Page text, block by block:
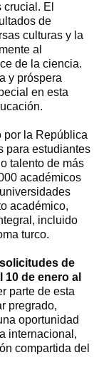
El
de
culturas y la
al
de la ciencia.
y próspera
en esta
por la República
para estudiantes
talento de más
académicos
académico,
incluido
turco.
solicitudes de
de enero al
parte de esta
pregrado,
oportunidad
internacional,
compartida del